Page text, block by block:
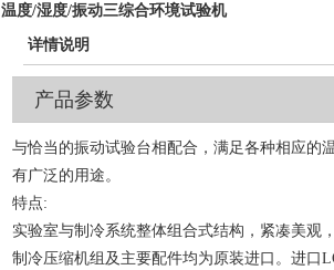
温度/湿度/振动三综合环境试验机
详情说明
产品参数
与恰当的振动试验台相配合，满足各种相应的
有广泛的用途。
特点:
实验室与制冷系统整体组合式结构，紧凑美观
制冷压缩机组及主要配件均为原装进口。进口